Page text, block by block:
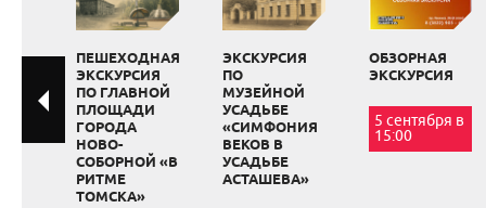
ПЕШЕХОДНАЯ
ЭКСКУРСИЯ
ПО ГЛАВНОЙ
ПЛОЩАДИ
ГОРОДА
НОВО-
СОБОРНОЙ «В
РИТМЕ
ТОМСКА»
ЭКСКУРСИЯ
ПО
МУЗЕЙНОЙ
УСАДЬБЕ
«СИМФОНИЯ
ВЕКОВ В
УСАДЬБЕ
АСТАШЕВА»
ОБЗОРНАЯ
ЭКСКУРСИЯ
5 сентября в
15:00